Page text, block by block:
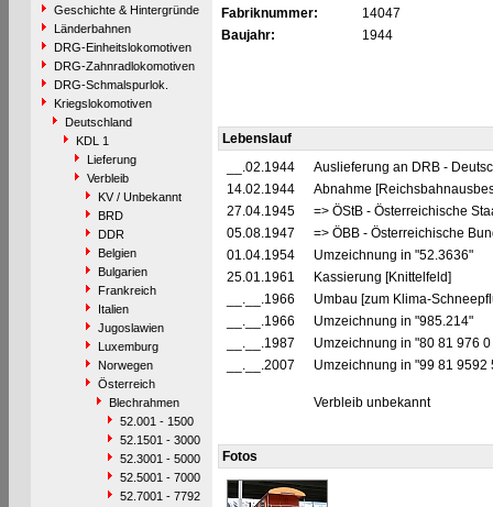
Geschichte & Hintergründe
Länderbahnen
DRG-Einheitslokomotiven
DRG-Zahnradlokomotiven
DRG-Schmalspurlok.
Kriegslokomotiven
Deutschland
KDL 1
Lieferung
Verbleib
KV / Unbekannt
BRD
DDR
Belgien
Bulgarien
Frankreich
Italien
Jugoslawien
Luxemburg
Norwegen
Österreich
Blechrahmen
52.001 - 1500
52.1501 - 3000
52.3001 - 5000
52.5001 - 7000
52.7001 - 7792
Fabriknummer:
14047
Baujahr:
1944
Lebenslauf
__.02.1944
Auslieferung an DRB -
14.02.1944
Abnahme
27.04.1945
=> ÖStB - Österreichische
05.08.1947
=> ÖBB - Österreichische
01.04.1954
Umzeichnung in "52.3636"
25.01.1961
Kassierung [Knittelfeld]
__.__.1966
Umbau [zum Klima-
__.__.1966
Umzeichnung in "985.214"
__.__.1987
Umzeichnung in "80 81 976
__.__.2007
Umzeichnung in "99 81 9592
Verbleib unbekannt
Fotos